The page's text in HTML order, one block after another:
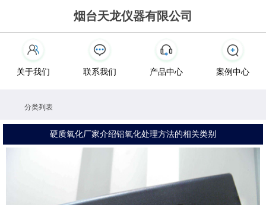
烟台天龙仪器有限公司
关于我们 联系我们 产品中心 案例中心
分类列表
硬质氧化厂家介绍铝氧化处理方法的相关类别